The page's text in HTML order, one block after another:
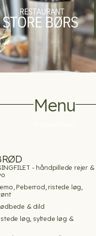
Menu
- håndpillede rejer &
Peberrod, ristede løg,
& dild
løg, syltede løg &